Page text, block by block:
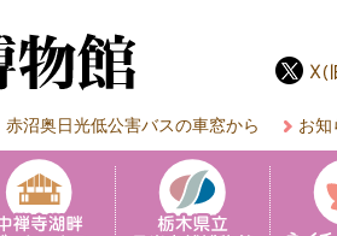
赤沼奥日光低公害バスの車窓から お知